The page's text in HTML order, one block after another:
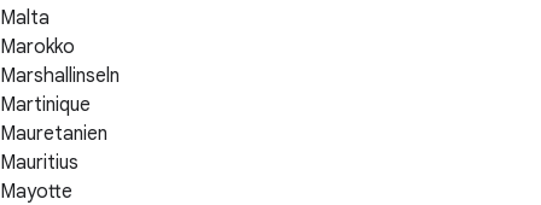
Malta
Marokko
Marshallinseln
Martinique
Mauretanien
Mauritius
Mayotte